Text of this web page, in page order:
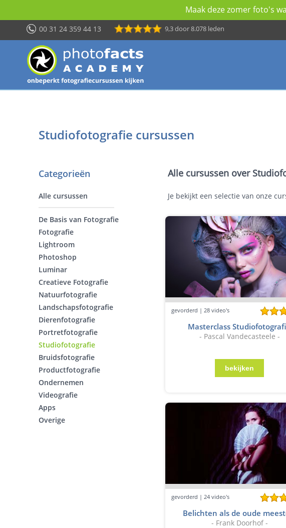
Maak deze zomer foto's
00 31 24 359 44 13 9,3door 8.078 leden
Studiofotografie cursussen
Categorieën
Alle cursussen
De Basis van Fotografie
Fotografie
Lightroom
Photoshop
Luminar
Creatieve Fotografie
Natuurfotografie
Landschapsfotografie
Dierenfotografie
Portretfotografie
Studiofotografie
Bruidsfotografie
Productfotografie
Ondernemen
Videografie
Apps
Overige
Alle cursussen over
Je bekijkt een selectie van onze
gevorderd | 28 video's
Masterclass
- Pascal Vandecasteele -
gevorderd | 24 video's
Belichten als de oude
- Frank Doorhof -